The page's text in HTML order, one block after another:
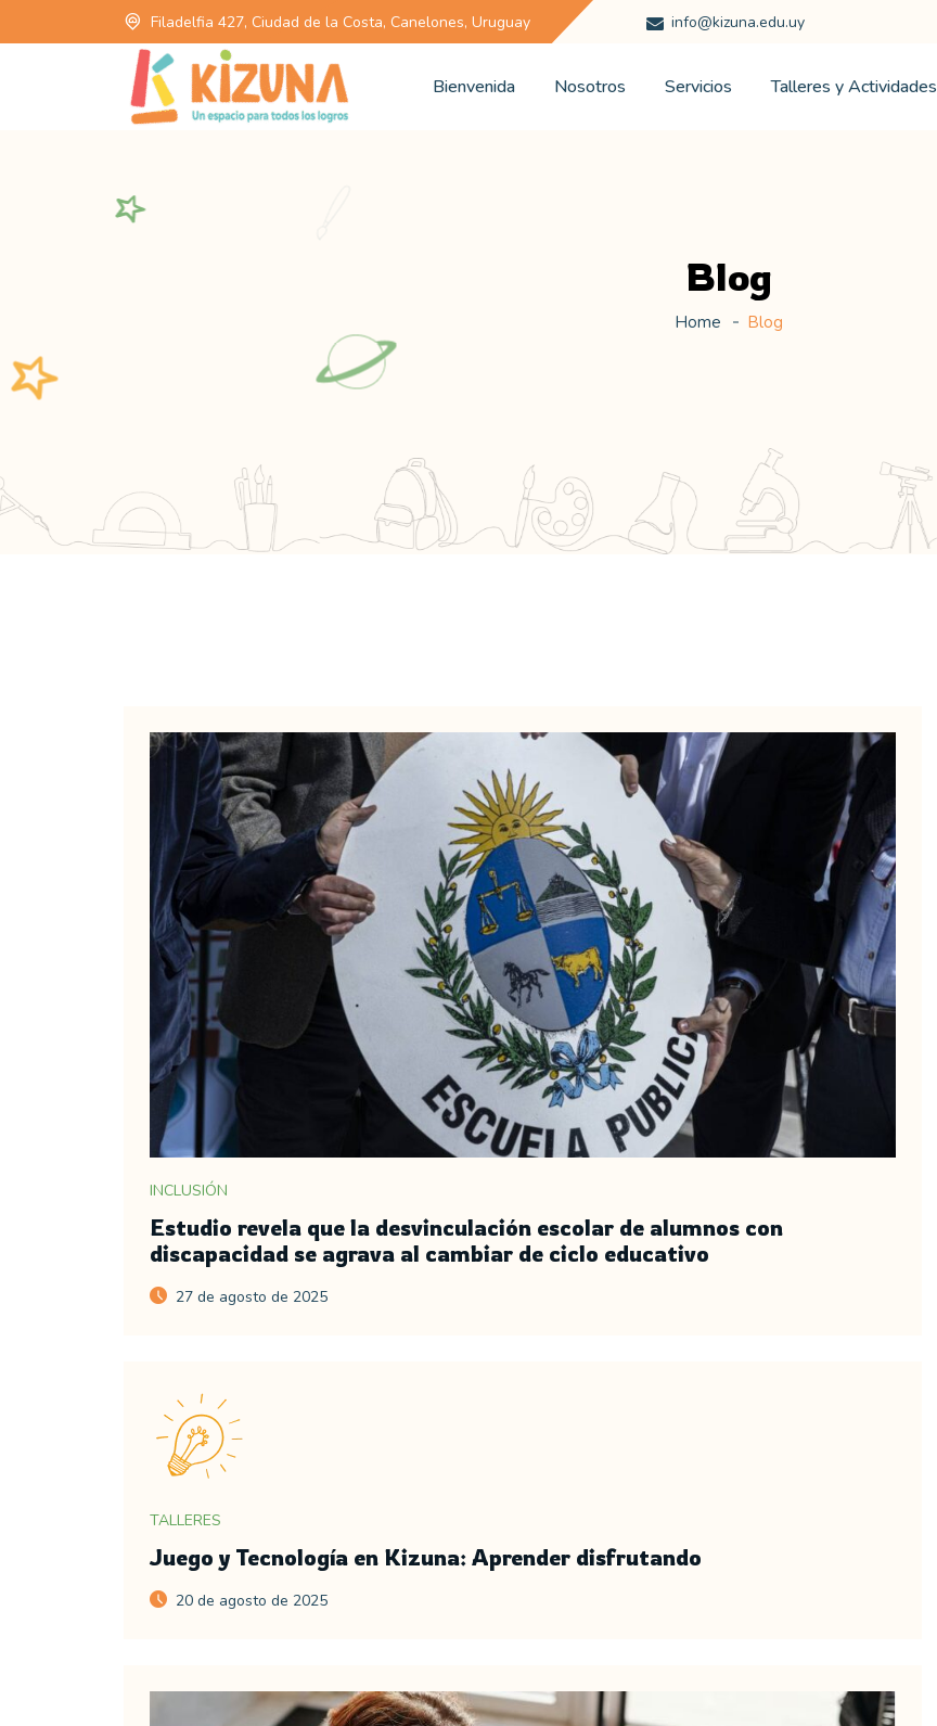
Filadelfia 427, Ciudad de la Costa, Canelones, Uruguay info@kizuna.edu.uy
Bienvenida Nosotros Servicios Talleres y Actividades
Blog
Home Blog
INCLUSIÓN
Estudio revela que la desvinculación escolar de alumnos con
discapacidad se agrava al cambiar de ciclo educativo
27 de agosto de 2025
TALLERES
Juego y Tecnología en Kizuna: Aprender disfrutando
20 de agosto de 2025